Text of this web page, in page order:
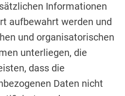
Informationen
aufbewahrt werden und
und organisatorischen
unterliegen, die
dass die
Daten nicht